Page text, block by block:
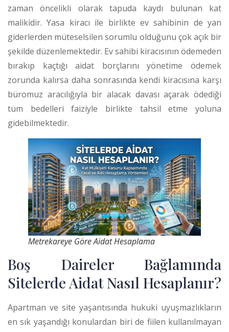
zaman öncelikli olarak tapuda kaydı bulunan kat
malikidir. Yasa kiracı ile birlikte ev sahibinin de yan
giderlerden müteselsilen sorumlu olduğunu çok açık bir
şekilde düzenlemektedir. Ev sahibi kiracısının ödemeden
bırakıp kaçtığı aidat borçlarını yönetime ödemek
zorunda kalırsa daha sonrasında kendi kiracısına karşı
büromuz aracılığıyla bir alacak davası açarak ödediği
tüm bedelleri faiziyle birlikte tahsil etme yoluna
gidebilmektedir.
Metrekareye Göre Aidat Hesaplama
Boş Daireler Bağlamında
Sitelerde Aidat Nasıl Hesaplanır?
Apartman ve site yaşantısında hukuki uyuşmazlıkların
en sık yaşandığı konulardan biri de fiilen kullanılmayan